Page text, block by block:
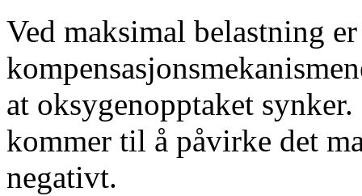
Ved maksimal belastning
at oksygenopptaket
kommer til å påvirke det
negativt.